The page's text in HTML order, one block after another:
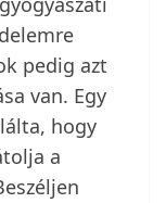
pedig azt
van. Egy
hogy
a